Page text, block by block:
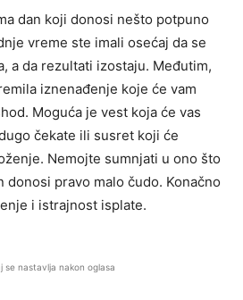
dan koji donosi nešto potpuno
vreme ste imali osećaj da se
a da rezultati izostaju. Međutim,
iznenađenje koje će vam
Moguća je vest koja će vas
čekate ili susret koji će
Nemojte sumnjati u ono što
donosi pravo malo čudo. Konačno
i istrajnost isplate.
se nastavlja nakon oglasa